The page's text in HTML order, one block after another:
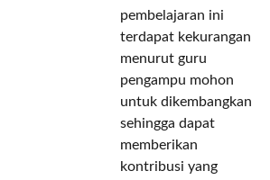
pembelajaran ini
terdapat kekurangan
menurut guru
pengampu mohon
untuk dikembangkan
sehingga dapat
memberikan
kontribusi yang